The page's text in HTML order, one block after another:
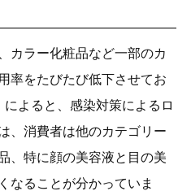
カラー化粧品など一部のカ
率をたびたび低下させてお
よると、感染対策によるロ
、消費者は他のカテゴリー
、特に顔の美容液と目の美
なることが分かっていま